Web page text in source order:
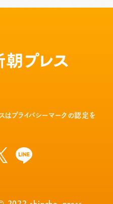
プライバシーマークの認定を